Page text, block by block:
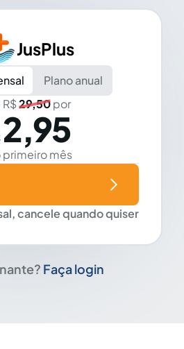
JusPlus
Plano anual
29,50por
2,95
primeiro mês
cancele quando quiser
Faça login